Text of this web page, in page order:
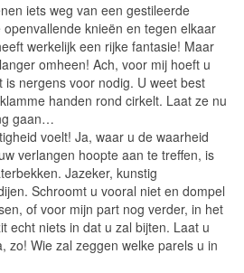
iets weg van een gestileerde
knieën en tegen elkaar
werkelijk een rijke fantasie! Maar
omheen! Ach, voor mij hoeft u
nergens voor nodig. U weet best
handen rond cirkelt. Laat ze nu
gaan…
voelt! Ja, waar u de waarheid
verlangen hoopte aan te treffen, is
Jazeker, kunstig
Schroomt u vooral niet en dompel
of voor mijn part nog verder, in het
echt niets in dat u zal bijten. Laat u
zo! Wie zal zeggen welke parels u in